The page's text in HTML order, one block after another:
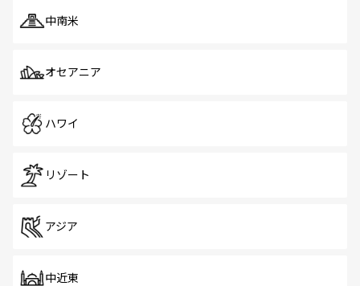
中南米
オセアニア
ハワイ
リゾート
アジア
中近東